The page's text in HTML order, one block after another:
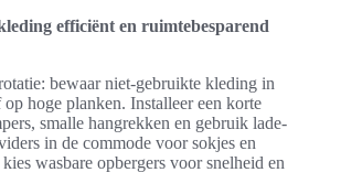
efficiënt en ruimtebesparend
bewaar niet-gebruikte kleding in
hoge planken. Installeer een korte
smalle hangrekken en gebruik lade-
in de commode voor sokjes en
wasbare opbergers voor snelheid en